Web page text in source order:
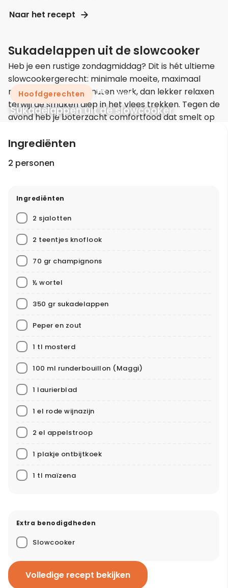
Naar het recept
Sukadelappen uit de slowcooker
Heb je een rustige zondagmiddag? Dit is hét ultieme
slowcookergerecht: minimale moeite, maximaal
resultaat. Even 20 minuten werk, dan lekker relaxen
terwijl de smaken diep in het vlees trekken. Tegen de
avond heb je boterzacht comfortfood dat smelt op
Hoofdgerechten 20 min
Sukadelappen uit de slowcooker
Ingrediënten
2 personen
Ingrediënten
2 sjalotten
2 teentjes knoflook
70 gr champignons
½ wortel
350 gr sukadelappen
Peper en zout
1 tl mosterd
100 ml runderbouillon (Maggi)
1 laurierblad
1 el rode wijnazijn
2 el appelstroop
1 plakje ontbijtkoek
1 tl maïzena
Extra benodigdheden
Slowcooker
Volledige recept bekijken